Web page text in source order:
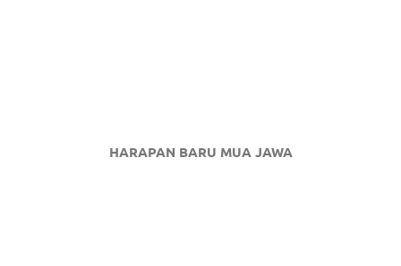
HARAPAN BARU MUA JAWA